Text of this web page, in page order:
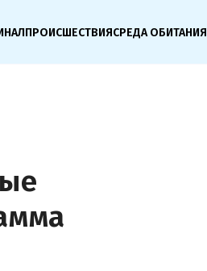
ПРОИСШЕСТВИЯСРЕДА ОБИТАНИЯ